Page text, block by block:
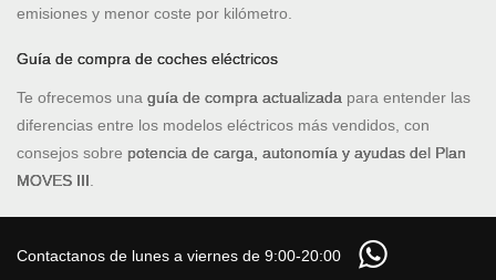
emisiones y menor coste por kilómetro.
Guía de compra de coches eléctricos
Te ofrecemos una guía de compra actualizada para entender las
diferencias entre los modelos eléctricos más vendidos, con
consejos sobre potencia de carga, autonomía y ayudas del Plan
MOVES III
Contactanos de lunes a viernes de 9:00-20:00